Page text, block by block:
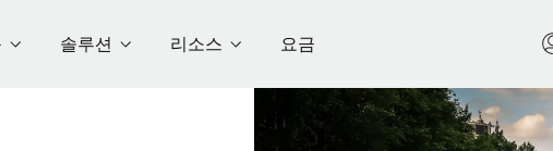
솔루션 리소스 요금